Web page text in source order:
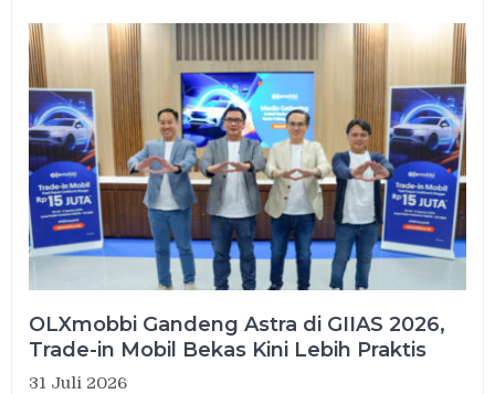
OLXmobbi Gandeng Astra di GIIAS 2026,
Trade-in Mobil Bekas Kini Lebih Praktis
31 Juli 2026